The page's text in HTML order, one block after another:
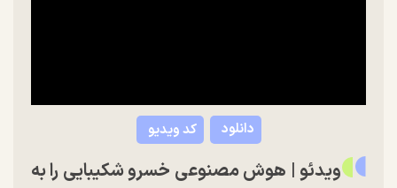
کد ویدیو دانلود
ویدئو | هوش مصنوعی خسرو شکیبایی را به